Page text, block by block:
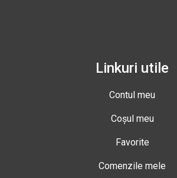
Linkuri utile
Contul meu
Coșul meu
Favorite
Comenzile mele